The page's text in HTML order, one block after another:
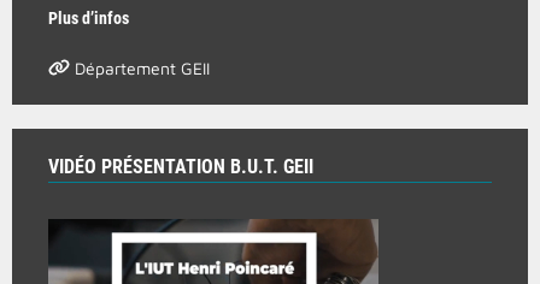
Plus d’infos
Département GEII
VIDÉO PRÉSENTATION B.U.T. GEII